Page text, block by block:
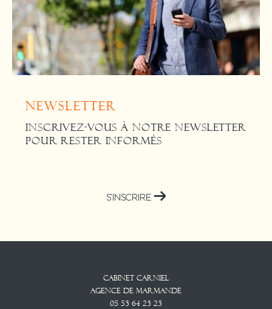
Newsletter
INSCRIVEZ-VOUS À NOTRE NEWSLETTER
POUR RESTER INFORMÉS
S'INSCRIRE
Cabinet CARNIEL
Agence De Marmande
05 53 64 23 23